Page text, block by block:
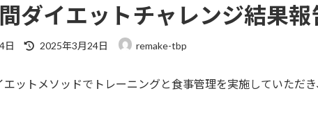
ダイエットチャレンジ結果
日
最
新
2025年3月24日 remake-tbp
エットメソッドでトレーニングと食事管理を実施していただ